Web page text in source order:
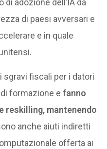
adozione dell’IA da
di paesi avversari e
e in quale
sgravi fiscali per i datori
formazione efanno
reskilling, mantenendo
anche aiuti indiretti
offerta ai